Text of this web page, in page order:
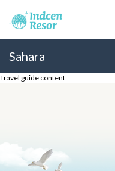
Sahara
Travel guide content